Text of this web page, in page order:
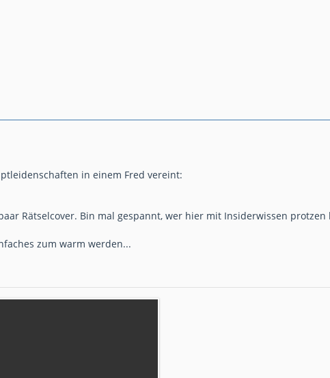
in einem Fred vereint:
Rätselcover. Bin mal gespannt, wer hier mit Insiderwissen
zum warm werden...